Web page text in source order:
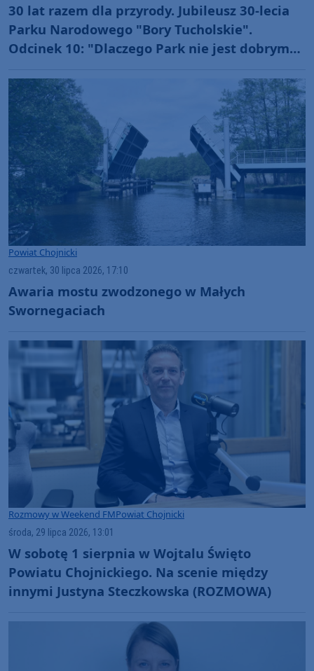
30 lat razem dla przyrody. Jubileusz 30-lecia
Parku Narodowego "Bory Tucholskie".
Odcinek 10: "Dlaczego Park nie jest dobrym
masowych imprez?" (WIDEO)
Powiat Chojnicki
czwartek, 30 lipca 2026, 17:10
Awaria mostu zwodzonego w Małych
Swornegaciach
Rozmowy w Weekend FMPowiat Chojnicki
środa, 29 lipca 2026, 13:01
W sobotę 1 sierpnia w Wojtalu Święto
Powiatu Chojnickiego. Na scenie między
innymi Justyna Steczkowska (ROZMOWA)